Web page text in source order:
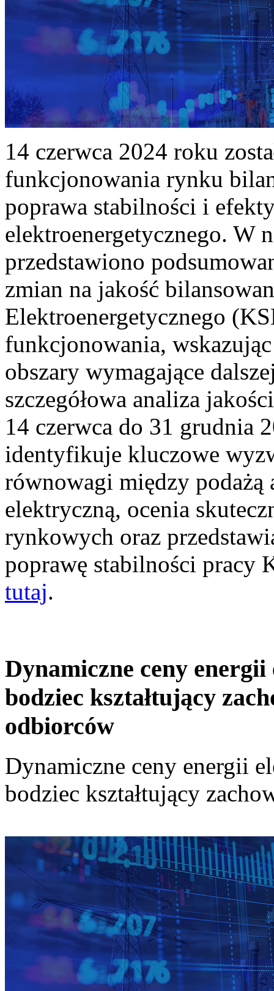
14 czerwca 2024 roku
funkcjonowania rynku
poprawa stabilności i
elektroenergetycznego. W
przedstawiono
zmian na jakość
Elektroenergetycznego
funkcjonowania,
obszary wymagające
szczegółowa analiza
14 czerwca do 31 grudnia
identyfikuje kluczowe
równowagi między podażą
elektryczną, ocenia
rynkowych oraz
poprawę stabilności pracy
tutaj.
Dynamiczne ceny
bodziec kształtujący
odbiorców
Dynamiczne ceny energii
bodziec kształtujący